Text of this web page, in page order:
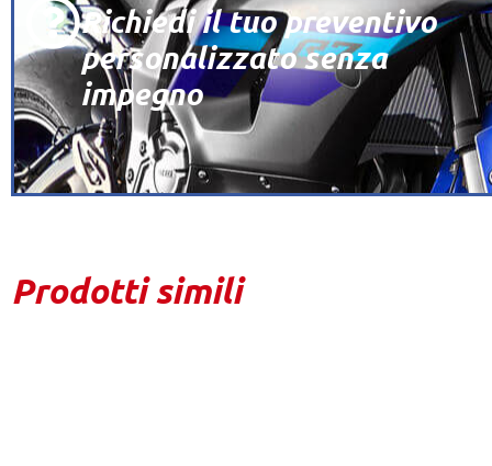
Richiedi il tuo preventivo
personalizzato senza
impegno
Prodotti simili